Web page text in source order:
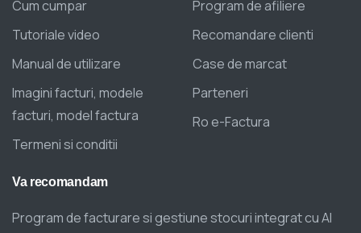
Cum cumpar
Tutoriale video
Manual de utilizare
Imagini facturi, modele
facturi, model factura
Termeni si conditii
Program de afiliere
Recomandare clienti
Case de marcat
Parteneri
Ro e-Factura
Va recomandam
Program de facturare si gestiune stocuri integrat cu AI